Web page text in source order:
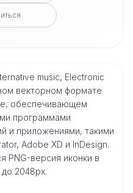
music, Electronic
векторном формате
обеспечивающем
программами
и приложениями, такими
Adobe XD и InDesign.
PNG-версия иконки в
2048px.